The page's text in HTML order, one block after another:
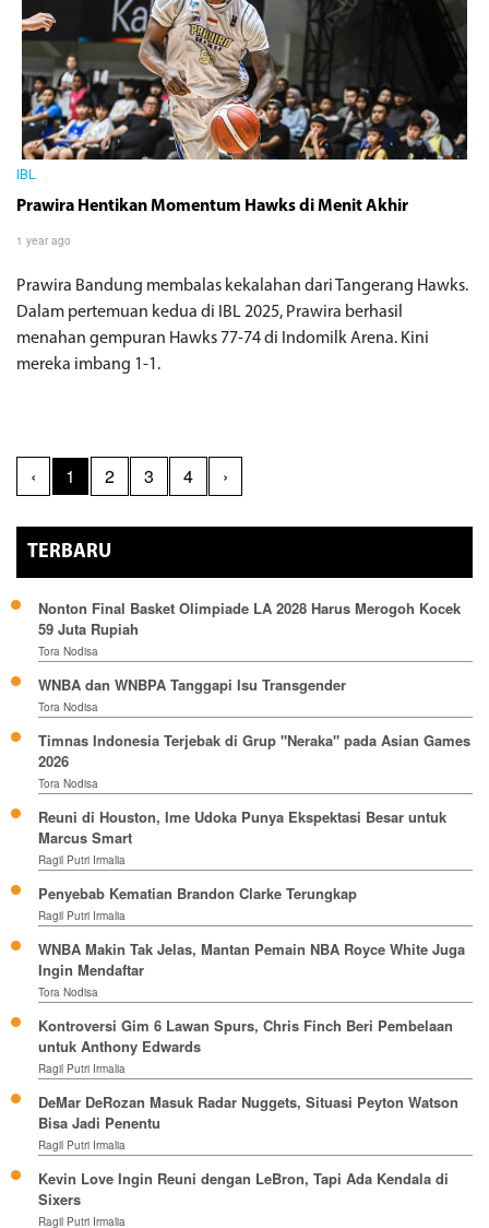
IBL
Prawira Hentikan Momentum Hawks di Menit Akhir
1 year ago
Prawira Bandung membalas kekalahan dari Tangerang Hawks.
Dalam pertemuan kedua di IBL 2025, Prawira berhasil
menahan gempuran Hawks 77-74 di Indomilk Arena. Kini
mereka imbang 1-1.
‹ 1 2 3 4 ›
TERBARU
Nonton Final Basket Olimpiade LA 2028 Harus Merogoh Kocek
59 Juta Rupiah
Tora Nodisa
WNBA dan WNBPA Tanggapi Isu Transgender
Tora Nodisa
Timnas Indonesia Terjebak di Grup "Neraka" pada Asian Games
2026
Tora Nodisa
Reuni di Houston, Ime Udoka Punya Ekspektasi Besar untuk
Marcus Smart
Ragil Putri Irmalia
Penyebab Kematian Brandon Clarke Terungkap
Ragil Putri Irmalia
WNBA Makin Tak Jelas, Mantan Pemain NBA Royce White Juga
Ingin Mendaftar
Tora Nodisa
Kontroversi Gim 6 Lawan Spurs, Chris Finch Beri Pembelaan
untuk Anthony Edwards
Ragil Putri Irmalia
DeMar DeRozan Masuk Radar Nuggets, Situasi Peyton Watson
Bisa Jadi Penentu
Ragil Putri Irmalia
Kevin Love Ingin Reuni dengan LeBron, Tapi Ada Kendala di
Sixers
Ragil Putri Irmalia